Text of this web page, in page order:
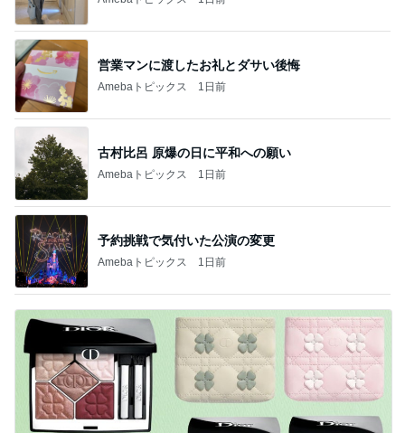
営業マンに渡したお礼とダサい後悔
Amebaトピックス 1日前
古村比呂 原爆の日に平和への願い
Amebaトピックス 1日前
予約挑戦で気付いた公演の変更
Amebaトピックス 1日前